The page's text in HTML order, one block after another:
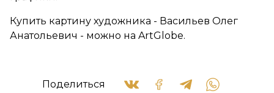
Купить картину художника - Васильев Олег
Анатольевич - можно на ArtGlobe.
Поделиться